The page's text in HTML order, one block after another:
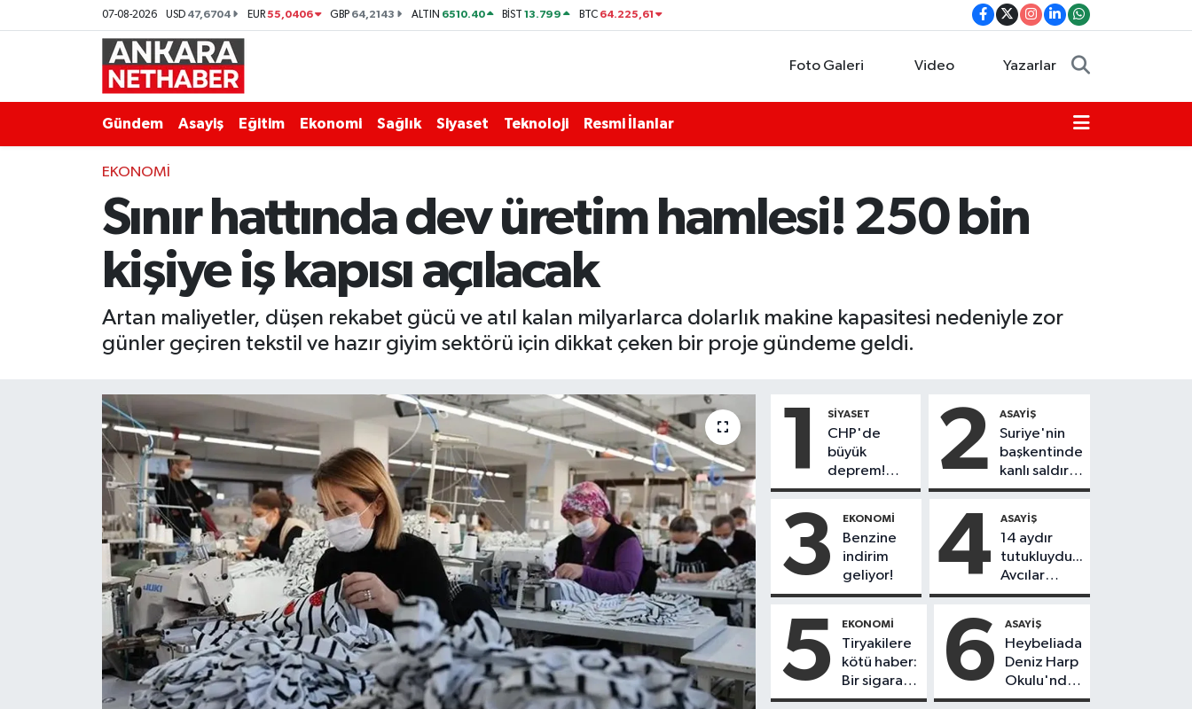
07-08-2026 USD 47,6704 EUR55,0406 GBP 64,2143 ALTIN 6510.40 BİST13.799 BTC 64.225,61
Foto Galeri Video Yazarlar
Gündem Asayiş Eğitim Ekonomi Sağlık Siyaset Teknoloji Resmi İlanlar
EKONOMI
Sınır hattında dev üretim hamlesi! 250 bin
kişiye iş kapısı açılacak
Artan maliyetler, düşen rekabet gücü ve atıl kalan milyarlarca dolarlık makine kapasitesi nedeniyle zor
günler geçiren tekstil ve hazır giyim sektörü için dikkat çeken bir proje gündeme geldi.
1 SIYASET
CHP'de
büyük
deprem!
230
başkanı Yeni
Parti'ye
geçiyor
2 ASAYIŞ
Suriye'nin
başkentinde
kanlı saldırı!
Yolcu
çok sayıda
ölü ve yaralı
var
3 EKONOMI
Benzine
indirim
geliyor!
4 ASAYIŞ
14 aydır
tutukluydu...
Avcılar
Belediye
Utku Caner
Çankaya
tahliye
edildi!
5 EKONOMI
Tiryakilere
kötü haber:
Bir sigara
grubuna
6 ASAYIŞ
Heybeliada
Deniz Harp
Okulu'nda
korkutan
Ekonomi
Gündem
Kim Kimdir Nereli
Resmi İlanlar
Siyaset
Teknoloji
Ankara Hava Durumu
Tüm Manşetler
Son Dakika Haberleri